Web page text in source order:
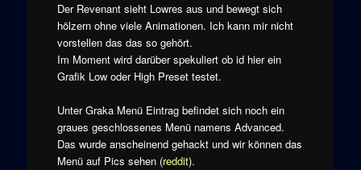
Der Revenant sieht Lowres aus und bewegt sich
hölzern ohne viele Animationen. Ich kann mir nicht
vorstellen das das so gehört.
Im Moment wird darüber spekuliert ob id hier ein
Grafik Low oder High Preset testet.
Unter Graka Menü Eintrag befindet sich noch ein
graues geschlossenes Menü namens Advanced.
Das wurde anscheinend gehackt und wir können das
Menü auf Pics sehen (reddit).